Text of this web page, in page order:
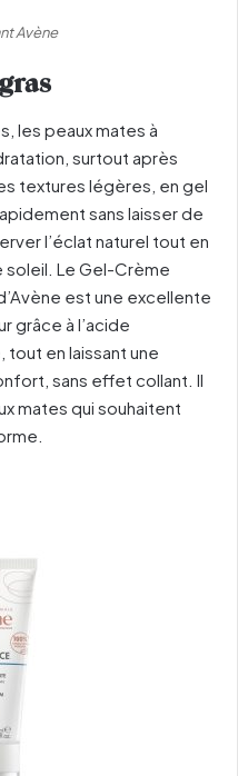
Avène
les peaux mates à
surtout après
textures légères, en gel
sans laisser de
l’éclat naturel tout en
soleil. Le Gel-Crème
est une excellente
grâce à l’acide
tout en laissant une
sans effet collant. Il
mates qui souhaitent